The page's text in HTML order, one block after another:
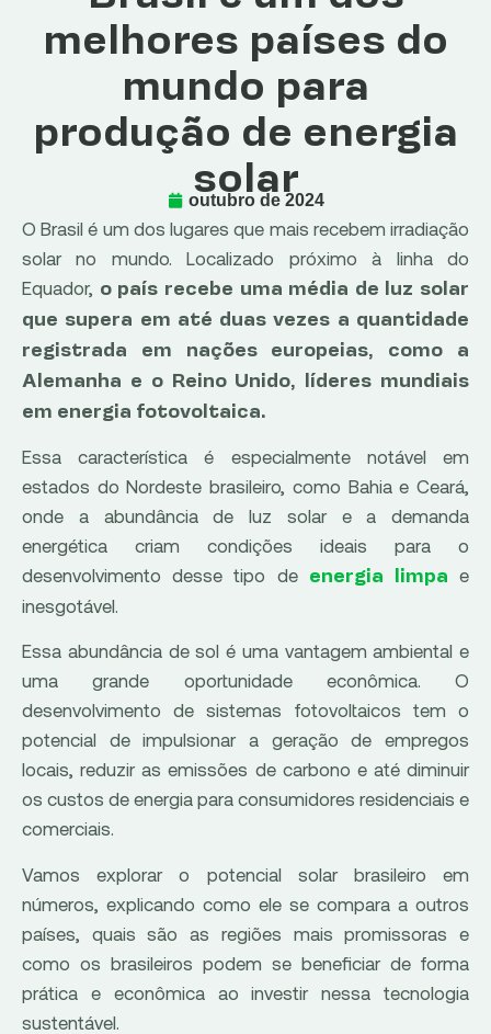
melhores países do
mundo para
produção de energia
solar
outubro de 2024
O Brasil é um dos lugares que mais recebem irradiação
solar no mundo. Localizado próximo à linha do
Equador, o país recebe uma média de luz solar
que supera em até duas vezes a quantidade
registrada em nações europeias, como a
Alemanha e o Reino Unido, líderes mundiais
em energia fotovoltaica.
Essa característica é especialmente notável em
estados do Nordeste brasileiro, como Bahia e Ceará,
onde a abundância de luz solar e a demanda
energética criam condições ideais para o
desenvolvimento desse tipo de energia limpae
inesgotável.
Essa abundância de sol é uma vantagem ambiental e
uma grande oportunidade econômica. O
desenvolvimento de sistemas fotovoltaicos tem o
potencial de impulsionar a geração de empregos
locais, reduzir as emissões de carbono e até diminuir
os custos de energia para consumidores residenciais e
comerciais.
Vamos explorar o potencial solar brasileiro em
números, explicando como ele se compara a outros
países, quais são as regiões mais promissoras e
como os brasileiros podem se beneficiar de forma
prática e econômica ao investir nessa tecnologia
sustentável.